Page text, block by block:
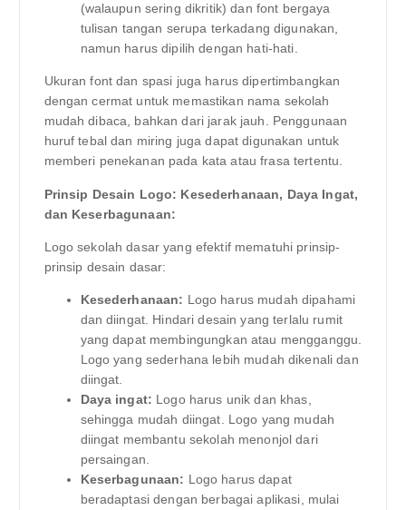
(walaupun sering dikritik) dan font bergaya
tulisan tangan serupa terkadang digunakan,
namun harus dipilih dengan hati-hati.
Ukuran font dan spasi juga harus dipertimbangkan
dengan cermat untuk memastikan nama sekolah
mudah dibaca, bahkan dari jarak jauh. Penggunaan
huruf tebal dan miring juga dapat digunakan untuk
memberi penekanan pada kata atau frasa tertentu.
Prinsip Desain Logo: Kesederhanaan, Daya Ingat,
dan Keserbagunaan:
Logo sekolah dasar yang efektif mematuhi prinsip-
prinsip desain dasar:
Kesederhanaan: Logo harus mudah dipahami
dan diingat. Hindari desain yang terlalu rumit
yang dapat membingungkan atau mengganggu.
Logo yang sederhana lebih mudah dikenali dan
diingat.
Daya ingat: Logo harus unik dan khas,
sehingga mudah diingat. Logo yang mudah
diingat membantu sekolah menonjol dari
persaingan.
Keserbagunaan: Logo harus dapat
beradaptasi dengan berbagai aplikasi, mulai